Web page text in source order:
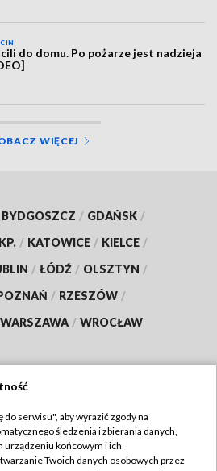
do domu. Po pożarze jest nadzieja
WIĘCEJ
BYDGOSZCZ / GDAŃSK /
/ KATOWICE / KIELCE /
/ ŁÓDŹ / OLSZTYN /
/ RZESZÓW /
WARSZAWA / WROCŁAW
TVP
TVP
serwisu", aby wyrazić zgody na
śledzenia i zbierania danych,
urządzeniu końcowym i ich
Twoich danych osobowych przez